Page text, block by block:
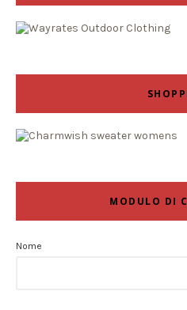
MODULO DI
Nome